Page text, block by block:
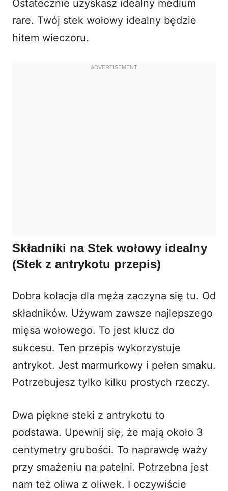
Ostatecznie uzyskasz idealny medium
rare. Twój stek wołowy idealny będzie
hitem wieczoru.
Składniki na Stek wołowy idealny
(Stek z antrykotu przepis)
Dobra kolacja dla męża zaczyna się tu. Od
składników. Używam zawsze najlepszego
mięsa wołowego. To jest klucz do
sukcesu. Ten przepis wykorzystuje
antrykot. Jest marmurkowy i pełen smaku.
Potrzebujesz tylko kilku prostych rzeczy.
Dwa piękne steki z antrykotu to
podstawa. Upewnij się, że mają około 3
centymetry grubości. To naprawdę waży
przy smażeniu na patelni. Potrzebna jest
nam też oliwa z oliwek. I oczywiście